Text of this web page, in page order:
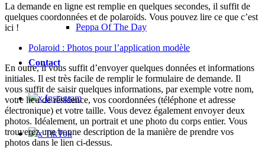
Peppa Of The Day
Contact
x Instagram
x TikTok
La demande en ligne est remplie en quelques secondes, il suffit de
quelques coordonnées et de polaroïds. Vous pouvez lire ce que c’est
ici !
Polaroid : Photos pour l’application modèle
En outre, il vous suffit d’envoyer quelques données et informations
initiales. Il est très facile de remplir le formulaire de demande. Il
vous suffit de saisir quelques informations, par exemple votre nom,
votre lieu de résidence, vos coordonnées (téléphone et adresse
électronique) et votre taille. Vous devez également envoyer deux
photos. Idéalement, un portrait et une photo du corps entier. Vous
trouverez une bonne description de la manière de prendre vos
photos dans le lien ci-dessus.